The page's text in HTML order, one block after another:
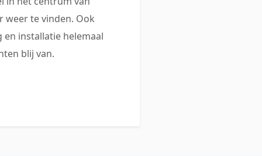
weer te vinden. Ook
en installatie helemaal
blij van.